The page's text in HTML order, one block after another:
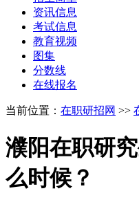
资讯信息
考试信息
教育视频
图集
分数线
在线报名
当前位置： 在职研招网 >>
濮阳在职研
么时候？